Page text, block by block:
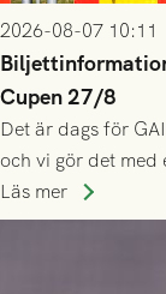
2026-08-07 10:11
Cupen 27/8
Det är dags för
och vi gör det
Husqvarna FF.
Läs mer